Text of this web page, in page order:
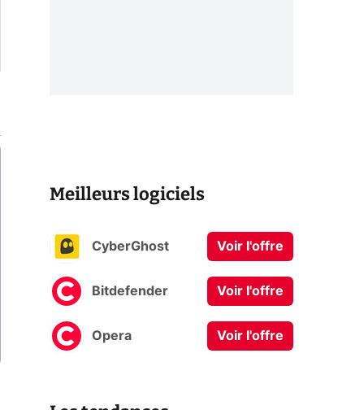
Meilleurs logiciels
CyberGhost Voir l'offre
Bitdefender Voir l'offre
Opera Voir l'offre